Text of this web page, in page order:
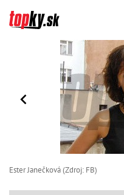
Ester Janečková (Zdroj: FB)